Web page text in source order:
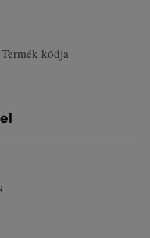
Termék kódja